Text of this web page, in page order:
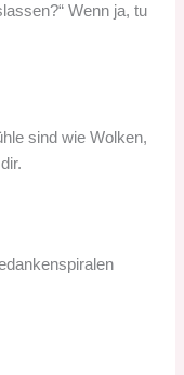
Wenn ja, tu
sind wie Wolken,